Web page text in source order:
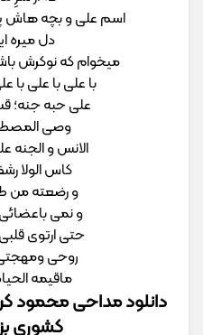
اسم علی و بچه
دل میره
میخوام که نوکرش
با علی با علی با
علی حبه جنه؛
وصی
الانس و الجنه
کاس الولا
و رضعته من
و نمی
حتی ارتوی
روحی
ماقیمه
دانلود مداحی محمود
کشوری